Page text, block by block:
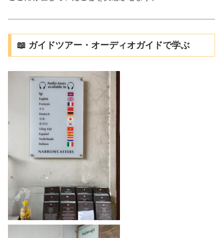
📖 ガイドツアー・オーディオガイドで学ぶ